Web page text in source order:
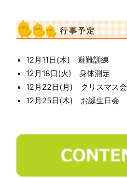
行事予定
12月11日(木) 避難訓練
12月18日(火) 身体測定
12月22日(月) クリスマス会
12月25日(木) お誕生日会